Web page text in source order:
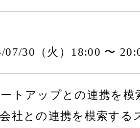
07/30（火）18:00 〜
トアップとの連携を模
社との連携を模索する